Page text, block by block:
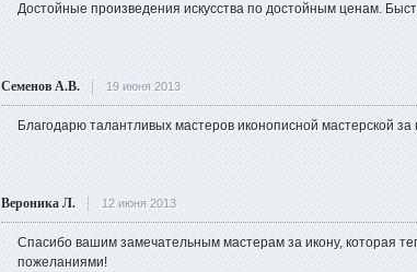
Достойные произведения искусства по достойным ценам.
Семенов А.В. 19 июня 2013
Благодарю талантливых мастеров иконописной мастерской
Вероника Л. 12 июня 2013
Спасибо вашим замечательным мастерам за икону, которая
пожеланиями!